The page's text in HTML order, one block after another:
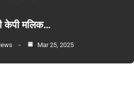
केपी मलिक…
Mar 25, 2025